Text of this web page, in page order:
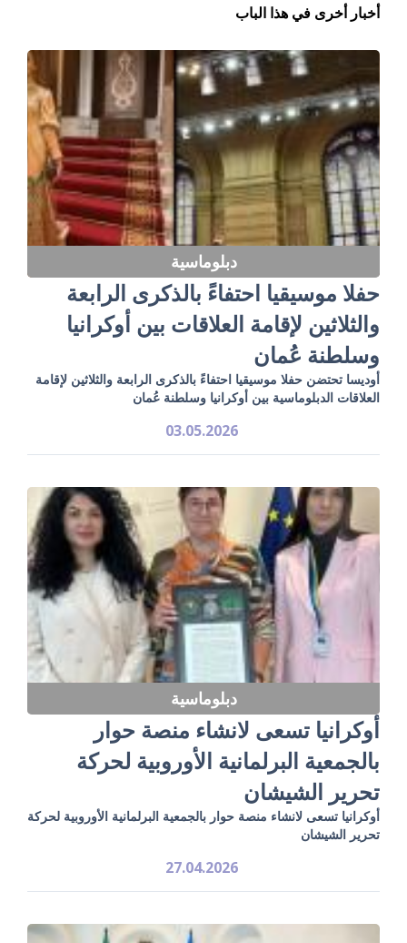
أخبار أخرى في هذا الباب
دبلوماسية
حفلا موسيقيا احتفاءً بالذكرى الرابعة
والثلاثين لإقامة العلاقات بين أوكرانيا
وسلطنة عُمان
أوديسا تحتضن حفلا موسيقيا احتفاءً بالذكرى الرابعة والثلاثين لإقامة
العلاقات الدبلوماسية بين أوكرانيا وسلطنة عُمان
03.05.2026
دبلوماسية
أوكرانيا تسعى لانشاء منصة حوار
بالجمعية البرلمانية الأوروبية لحركة
تحرير الشيشان
أوكرانيا تسعى لانشاء منصة حوار بالجمعية البرلمانية الأوروبية لحركة
تحرير الشيشان
27.04.2026